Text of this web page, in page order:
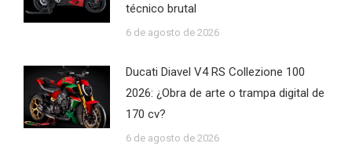
técnico brutal
6 de agosto de 2026
Ducati Diavel V4 RS Collezione 100
2026: ¿Obra de arte o trampa digital de
170 cv?
6 de agosto de 2026